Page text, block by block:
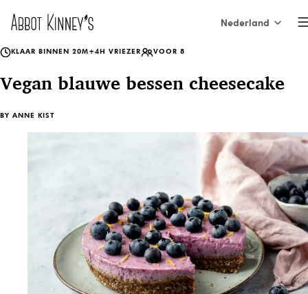
Nederland
Nederland
Belgique (FR)
France
España
Italia
Over ons
Onze producten
Inspiratie
KLAAR BINNEN 20M+4H VRIEZER VOOR 8
Vegan blauwe bessen cheesecake
BY ANNE KIST